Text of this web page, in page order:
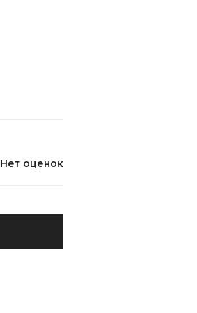
Нет оценок